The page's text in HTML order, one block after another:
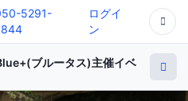
5291-
ログイ
ン
ブルータス)主催イベ